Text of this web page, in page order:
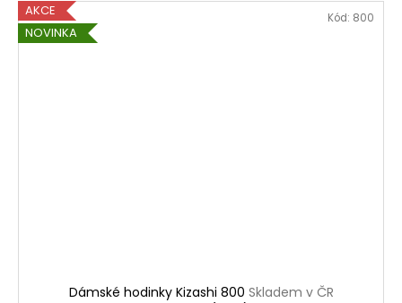
AKCE
NOVINKA
Dámské hodinky Kizashi 800 Skladem v ČR
Kód: 800